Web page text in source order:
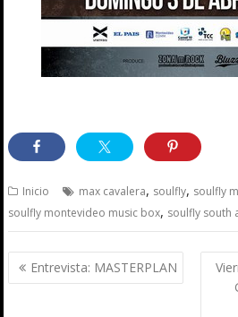
Inicio max cavalera, soulfly, soulfly
soulfly montevideo music box, soulfly south
Navegación
de
Entrevista: MASTERPLAN